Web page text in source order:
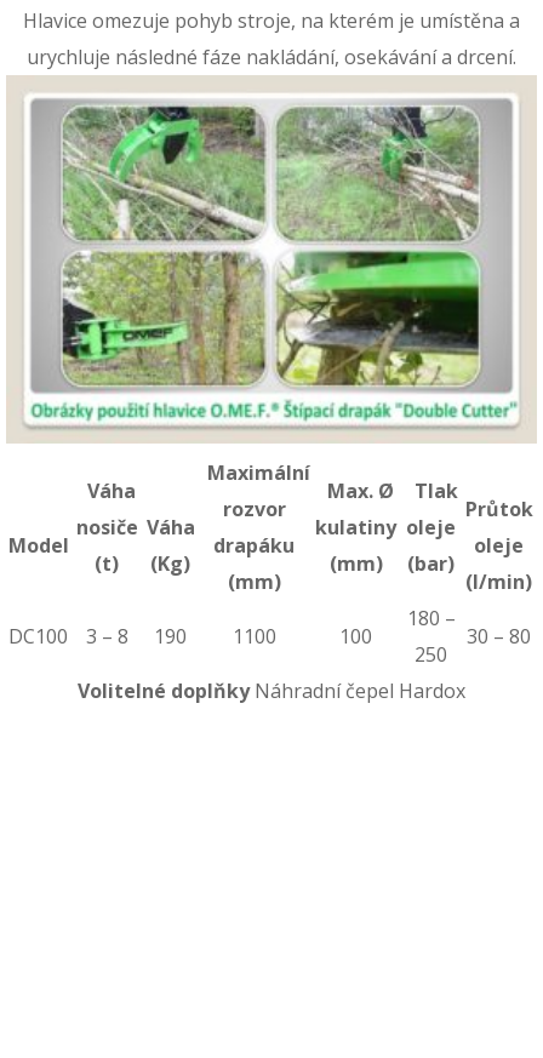
Hlavice omezuje pohyb stroje, na kterém je umístěna a
urychluje následné fáze nakládání, osekávání a drcení.
Model
Váha
nosiče
(t)
Váha
(Kg)
Maximální
rozvor
drapáku
(mm)
Max. Ø
kulatiny
(mm)
Tlak
oleje
(bar)
Průtok
oleje
(l/min)
DC100 3 – 8 190 1100 100
180 –
250
30 – 80
Volitelné doplňkyNáhradní čepel Hardox